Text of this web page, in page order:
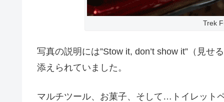
Trek
写真の説明には”Stow it, don’t show it”（見
添えられていました。
マルチツール、お菓子、そして…トイレット